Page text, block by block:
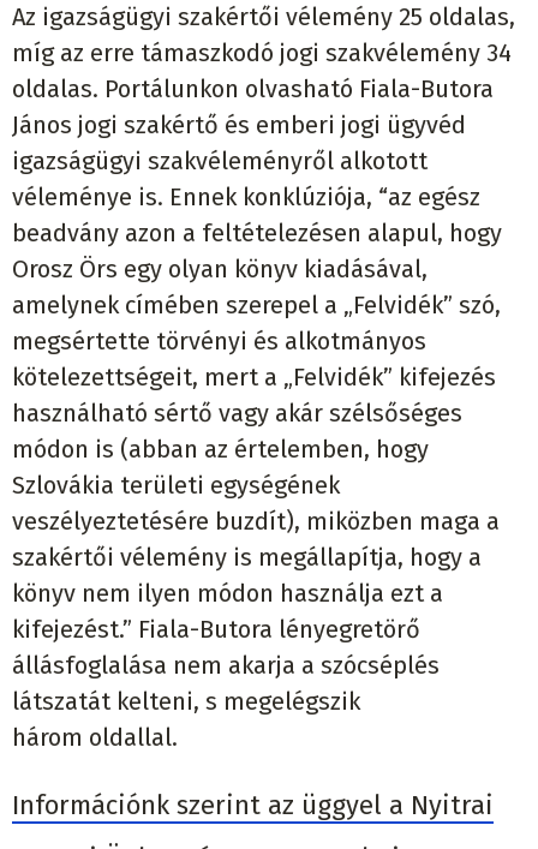
Az igazságügyi szakértői vélemény 25 oldalas,
míg az erre támaszkodó jogi szakvélemény 34
oldalas. Portálunkon olvasható Fiala-Butora
János jogi szakértő és emberi jogi ügyvéd
igazságügyi szakvéleményről alkotott
véleménye is. Ennek konklúziója, “az egész
beadvány azon a feltételezésen alapul, hogy
Orosz Örs egy olyan könyv kiadásával,
amelynek címében szerepel a „Felvidék” szó,
megsértette törvényi és alkotmányos
kötelezettségeit, mert a „Felvidék” kifejezés
használható sértő vagy akár szélsőséges
módon is (abban az értelemben, hogy
Szlovákia területi egységének
veszélyeztetésére buzdít), miközben maga a
szakértői vélemény is megállapítja, hogy a
könyv nem ilyen módon használja ezt a
kifejezést.” Fiala-Butora lényegretörő
állásfoglalása nem akarja a szócséplés
látszatát kelteni, s megelégszik
három oldallal.
Információnk szerint az üggyel a Nyitrai